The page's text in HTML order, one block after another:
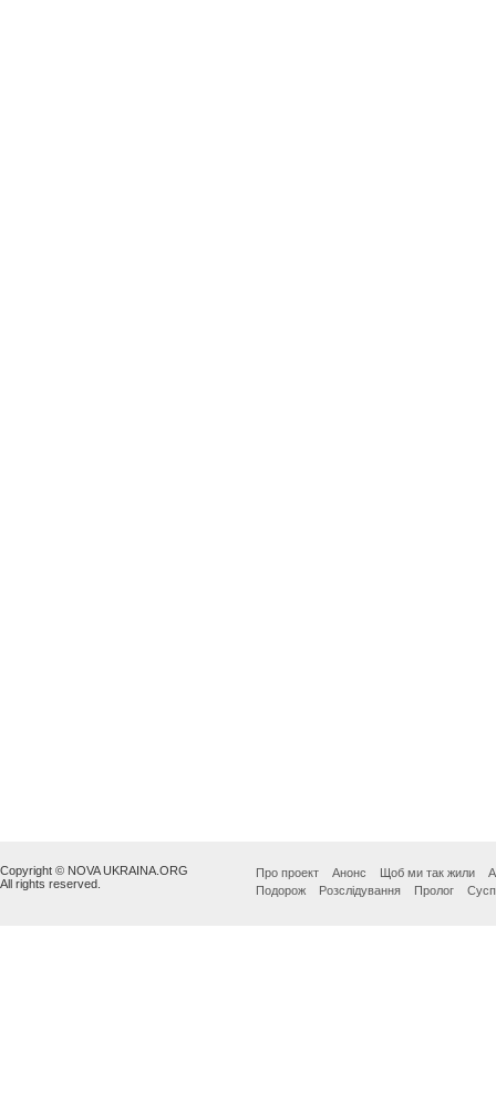
Copyright © NOVA UKRAINA.ORG
All rights reserved.
Про проект Анонс Щоб ми так жили
Подорож
Розслідування Пролог